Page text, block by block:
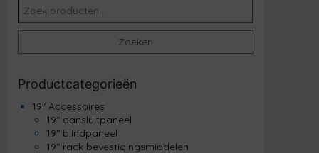
Zoeken naar:
Zoeken
Productcategorieën
19" Accessoires
19" aansluitpaneel
19" blindpaneel
19" rack bevestigingsmiddelen